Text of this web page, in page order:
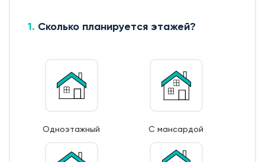
1. Сколько планируется этажей?
Одноэтажный С мансардой